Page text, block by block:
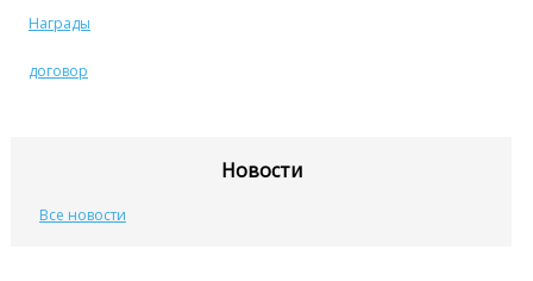
Награды
договор
Новости
Все новости